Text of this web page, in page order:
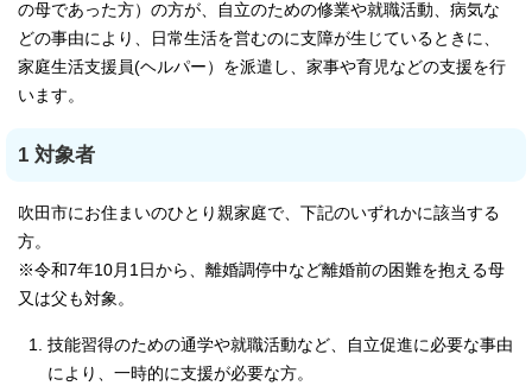
の母であった方）の方が、自立のための修業や就職活動、病気な
どの事由により、日常生活を営むのに支障が生じているときに、
家庭生活支援員(ヘルパー）を派遣し、家事や育児などの支援を行
います。
1 対象者
吹田市にお住まいのひとり親家庭で、下記のいずれかに該当する
方。
※令和7年10月1日から、離婚調停中など離婚前の困難を抱える母
又は父も対象。
技能習得のための通学や就職活動など、自立促進に必要な事由
により、一時的に支援が必要な方。